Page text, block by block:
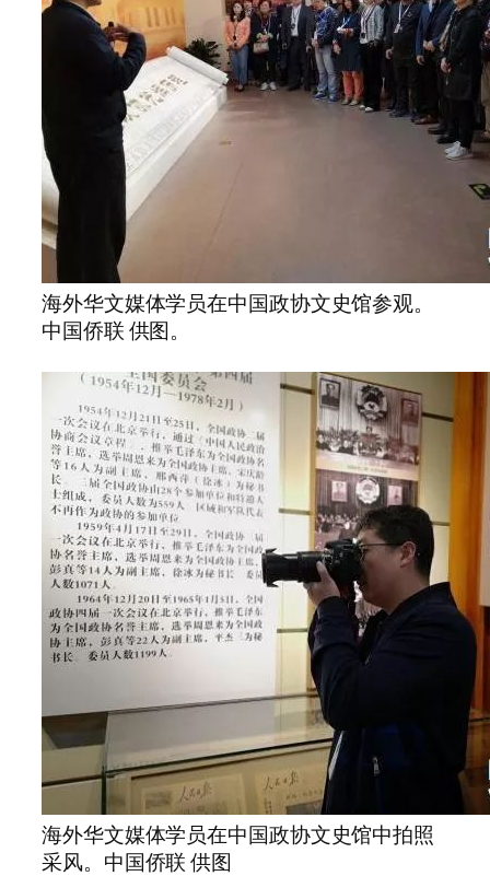
海外华文媒体学员在中国政协文史馆参观。
中国侨联 供图。
海外华文媒体学员在中国政协文史馆中拍照
采风。中国侨联 供图